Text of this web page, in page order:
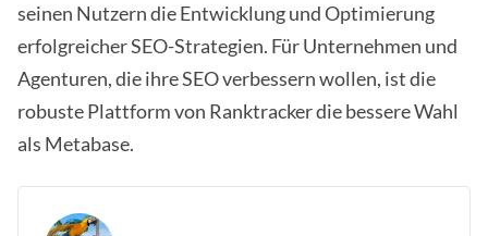
seinen Nutzern die Entwicklung und Optimierung
erfolgreicher SEO-Strategien. Für Unternehmen und
Agenturen, die ihre SEO verbessern wollen, ist die
robuste Plattform von Ranktracker die bessere Wahl
als Metabase.